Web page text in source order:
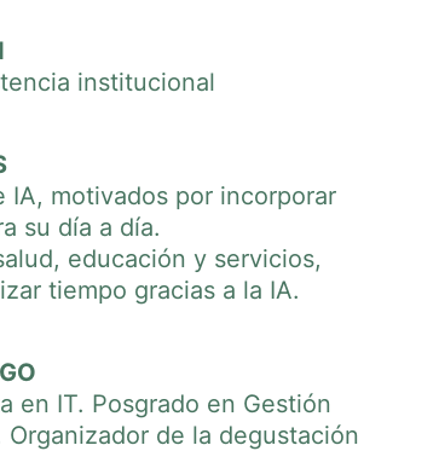
institucional
motivados por incorporar
su día a día.
educación y servicios,
tiempo gracias a la IA.
en IT. Posgrado en Gestión
de la degustación